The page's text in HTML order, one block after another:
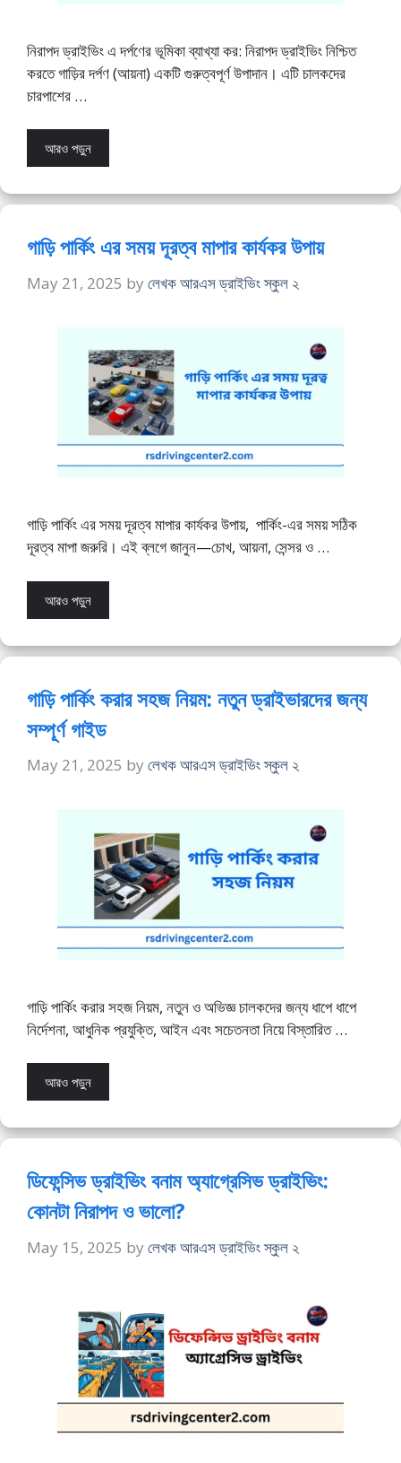
নিরাপদ ড্রাইভিং এ দর্পণের ভূমিকা ব্যাখ্যা কর: নিরাপদ ড্রাইভিং নিশ্চিত
করতে গাড়ির দর্পণ (আয়না) একটি গুরুত্বপূর্ণ উপাদান। এটি চালকদের
চারপাশের …
আরও পড়ুন
গাড়ি পার্কিং এর সময় দূরত্ব মাপার কার্যকর উপায়
May 21, 2025 by লেখক আরএস ড্রাইভিং স্কুল ২
গাড়ি পার্কিং এর সময় দূরত্ব মাপার কার্যকর উপায়, পার্কিং-এর সময় সঠিক
দূরত্ব মাপা জরুরি। এই ব্লগে জানুন—চোখ, আয়না, সেন্সর ও …
আরও পড়ুন
গাড়ি পার্কিং করার সহজ নিয়ম: নতুন ড্রাইভারদের জন্য
সম্পূর্ণ গাইড
May 21, 2025 by লেখক আরএস ড্রাইভিং স্কুল ২
গাড়ি পার্কিং করার সহজ নিয়ম, নতুন ও অভিজ্ঞ চালকদের জন্য ধাপে ধাপে
নির্দেশনা, আধুনিক প্রযুক্তি, আইন এবং সচেতনতা নিয়ে বিস্তারিত …
আরও পড়ুন
ডিফেন্সিভ ড্রাইভিং বনাম অ্যাগ্রেসিভ ড্রাইভিং:
কোনটা নিরাপদ ও ভালো?
May 15, 2025 by লেখক আরএস ড্রাইভিং স্কুল ২